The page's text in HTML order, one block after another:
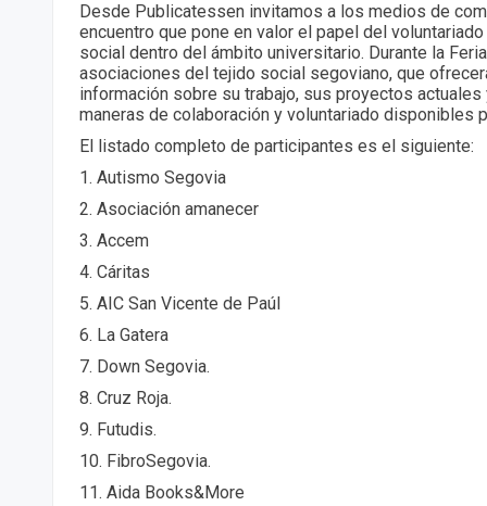
Desde Publicatessen invitamos a los medios de
encuentro que pone en valor el papel del
social dentro del ámbito universitario. Durante la
asociaciones del tejido social segoviano, que
información sobre su trabajo, sus proyectos
maneras de colaboración y voluntariado disponibles
El listado completo de participantes es el siguiente:
1.⁠ ⁠Autismo Segovia
2.⁠ ⁠Asociación amanecer
3.⁠ ⁠Accem
4.⁠ ⁠Cáritas
5.⁠ ⁠AIC San Vicente de Paúl
6.⁠ ⁠La Gatera
7.⁠ ⁠Down Segovia.
8.⁠ ⁠Cruz Roja.
9.⁠ ⁠Futudis.
10.⁠ ⁠FibroSegovia.
11.⁠ ⁠Aida Books&More